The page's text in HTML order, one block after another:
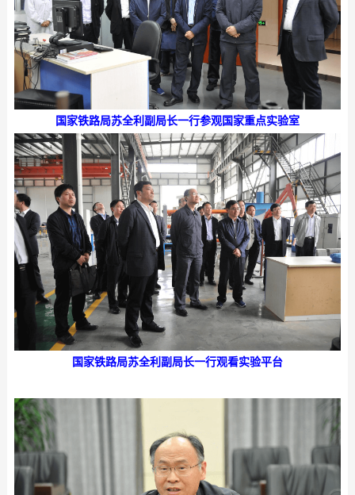
国家铁路局苏全利副局长一行参观国家重点实验室
国家铁路局苏全利副局长一行观看实验平台